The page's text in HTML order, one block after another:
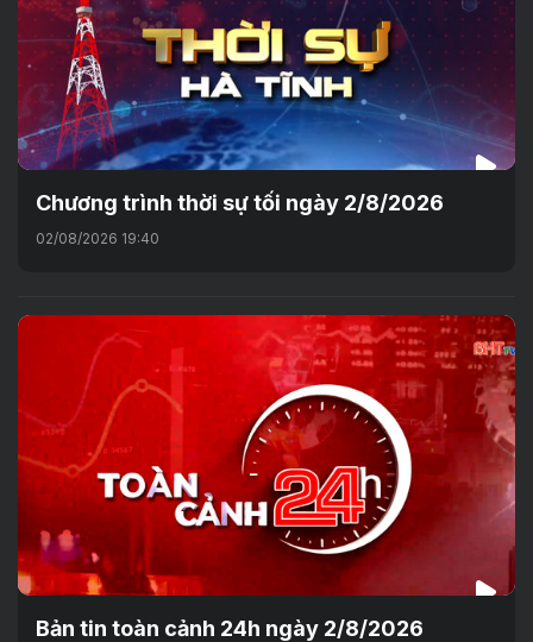
Chương trình thời sự tối ngày 2/8/2026
02/08/2026 19:40
Bản tin toàn cảnh 24h ngày 2/8/2026